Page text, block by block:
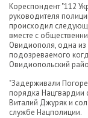
Кореспондент "112
руководителя
происходил
вместе с
Овидиополя, одна из
подозреваемого
Овидиопольский
"Задерживали
порядка Нацгвардии
Виталий Джуряк и
службе Нацполиции.